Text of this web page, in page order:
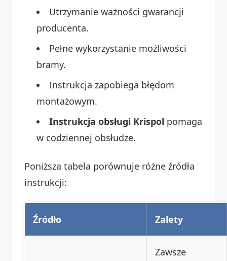
Utrzymanie ważności gwarancji
producenta.
Pełne wykorzystanie możliwości
bramy.
Instrukcja zapobiega błędom
montażowym.
Instrukcja obsługi Krispol pomaga
w codziennej obsłudze.
Poniższa tabela porównuje różne źródła
instrukcji:
Źródło Zalety
Zawsze